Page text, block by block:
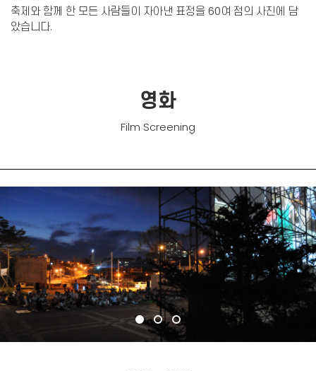
축제와 함께 한 모든 사람들이 자아낸 표정을 60여 점의 사진에 담
았습니다.
영화
Film Screening